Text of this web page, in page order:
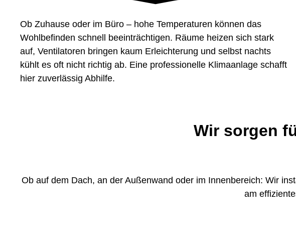
Ob Zuhause oder im Büro – hohe Temperaturen können das
Wohlbefinden schnell beeinträchtigen. Räume heizen sich stark
auf, Ventilatoren bringen kaum Erleichterung und selbst nachts
kühlt es oft nicht richtig ab. Eine professionelle Klimaanlage schafft
hier zuverlässig Abhilfe.
Wir sorgen
Ob auf dem Dach, an der Außenwand oder im Innenbereich: Wir
am